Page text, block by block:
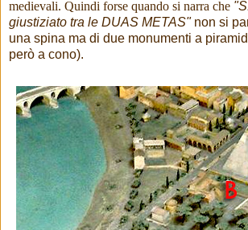
medievali. Quindi forse quando si narra che
giustiziato tra le DUAS METAS" non si
una spina ma di due monumenti a
però a cono).